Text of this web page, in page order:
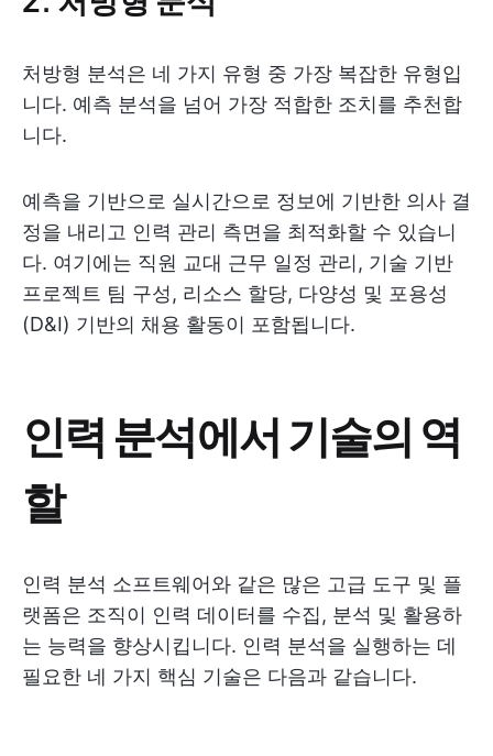
처방형 분석은 네 가지 유형 중 가장 복잡한 유형입
니다. 예측 분석을 넘어 가장 적합한 조치를 추천합
니다.
예측을 기반으로 실시간으로 정보에 기반한 의사 결
정을 내리고 인력 관리 측면을 최적화할 수 있습니
다. 여기에는 직원 교대 근무 일정 관리, 기술 기반
프로젝트 팀 구성, 리소스 할당, 다양성 및 포용성
(D&I) 기반의 채용 활동이 포함됩니다.
인력 분석에서 기술의 역
할
인력 분석 소프트웨어와 같은 많은 고급 도구 및 플
랫폼은 조직이 인력 데이터를 수집, 분석 및 활용하
는 능력을 향상시킵니다. 인력 분석을 실행하는 데
필요한 네 가지 핵심 기술은 다음과 같습니다.